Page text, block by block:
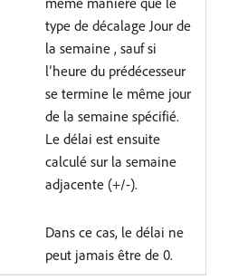
type de décalage Jour de
la semaine , sauf si
l’heure du prédécesseur
se termine le même jour
de la semaine spécifié.
Le délai est ensuite
calculé sur la semaine
adjacente (+/-).
Dans ce cas, le délai ne
peut jamais être de 0.